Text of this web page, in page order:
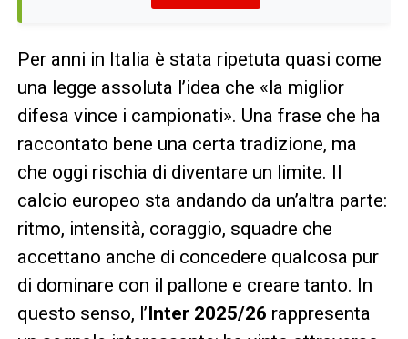
Per anni in Italia è stata ripetuta quasi come
una legge assoluta l’idea che «la miglior
difesa vince i campionati». Una frase che ha
raccontato bene una certa tradizione, ma
che oggi rischia di diventare un limite. Il
calcio europeo sta andando da un’altra parte:
ritmo, intensità, coraggio, squadre che
accettano anche di concedere qualcosa pur
di dominare con il pallone e creare tanto. In
questo senso, l’Inter 2025/26 rappresenta